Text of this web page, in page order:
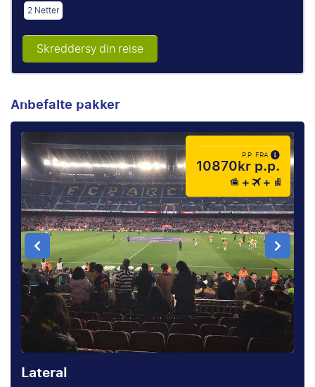
2 Netter
Skreddersy din reise
Anbefalte pakker
P.P. FRA
10870kr p.p.
Lateral